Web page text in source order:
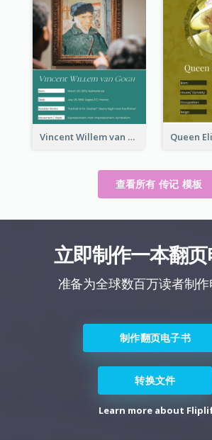
Vincent Willem van Gogh Biography
查看所有 传记 模板
立即制作一本翻
准备为全球数百万读者制作
制作翻页电子书
转换文件
Learn more about